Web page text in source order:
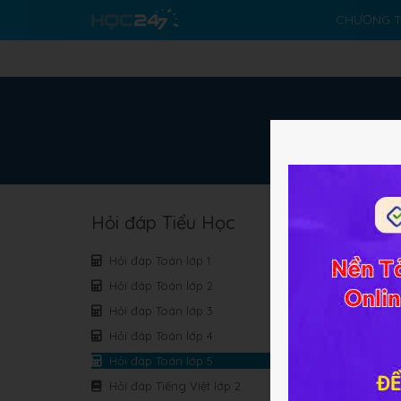
CHƯƠNG
Hỏi đáp Tiểu Học
Hỏi đáp Toán lớp 1
Hỏi đáp Toán lớp 2
Hỏi đáp Toán lớp 3
Hỏi đáp Toán lớp 4
Hỏi đáp Toán lớp 5
Hỏi đáp Tiếng Việt lớp 2